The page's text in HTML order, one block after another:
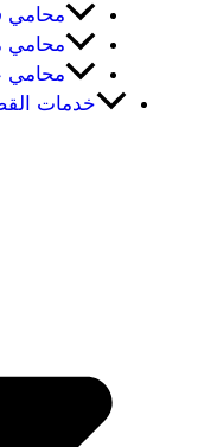
محامي
محامي
محامي
خدمات